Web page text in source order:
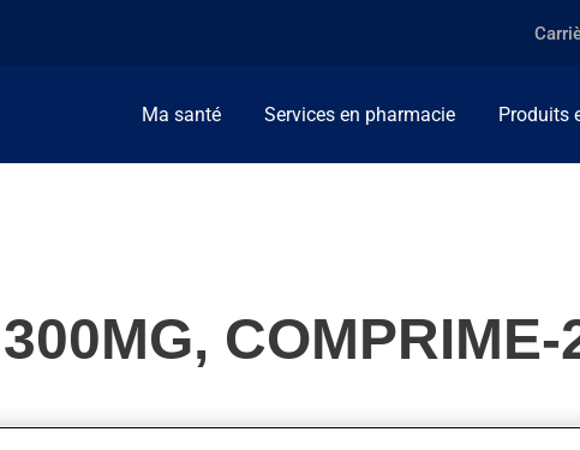
Ma santé Services en pharmacie Produits
COMPRIME-